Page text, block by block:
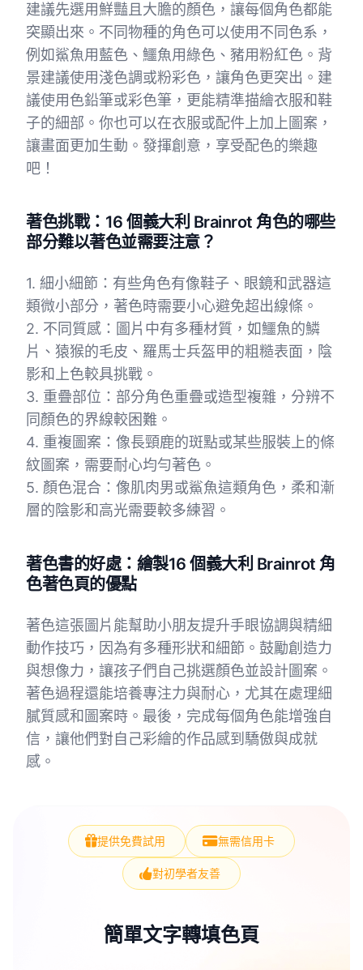
建議先選用鮮豔且大膽的顏色，讓每個角色都能
突顯出來。不同物種的角色可以使用不同色系，
例如鯊魚用藍色、鱷魚用綠色、豬用粉紅色。背
景建議使用淺色調或粉彩色，讓角色更突出。建
議使用色鉛筆或彩色筆，更能精準描繪衣服和鞋
子的細部。你也可以在衣服或配件上加上圖案，
讓畫面更加生動。發揮創意，享受配色的樂趣
吧！
著色挑戰：16 個義大利 Brainrot 角色的哪些
部分難以著色並需要注意？
1. 細小細節：有些角色有像鞋子、眼鏡和武器這
類微小部分，著色時需要小心避免超出線條。
2. 不同質感：圖片中有多種材質，如鱷魚的鱗
片、猿猴的毛皮、羅馬士兵盔甲的粗糙表面，陰
影和上色較具挑戰。
3. 重疊部位：部分角色重疊或造型複雜，分辨不
同顏色的界線較困難。
4. 重複圖案：像長頸鹿的斑點或某些服裝上的條
紋圖案，需要耐心均勻著色。
5. 顏色混合：像肌肉男或鯊魚這類角色，柔和漸
層的陰影和高光需要較多練習。
著色書的好處：繪製16 個義大利 Brainrot 角
色著色頁的優點
著色這張圖片能幫助小朋友提升手眼協調與精細
動作技巧，因為有多種形狀和細節。鼓勵創造力
與想像力，讓孩子們自己挑選顏色並設計圖案。
著色過程還能培養專注力與耐心，尤其在處理細
膩質感和圖案時。最後，完成每個角色能增強自
信，讓他們對自己彩繪的作品感到驕傲與成就
感。
提供免費試用 無需信用卡
對初學者友善
簡單文字轉填色頁